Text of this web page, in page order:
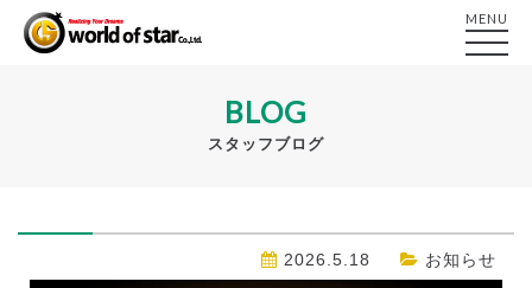
MENU
BLOG
スタッフブログ
2026.5.18 お知らせ